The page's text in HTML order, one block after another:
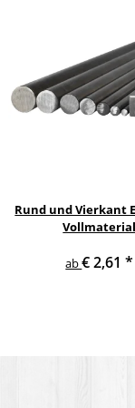
Rund und Vierkant
Vollmaterial
ab€ 2,61*